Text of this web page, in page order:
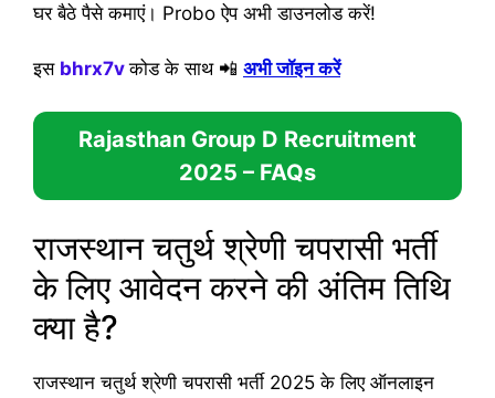
घर बैठे पैसे कमाएं। Probo ऐप अभी डाउनलोड करें!
इस bhrx7vकोड के साथ 📲 अभी जॉइन करें
Rajasthan Group D Recruitment
2025 – FAQs
राजस्थान चतुर्थ श्रेणी चपरासी भर्ती
के लिए आवेदन करने की अंतिम तिथि
क्या है?
राजस्थान चतुर्थ श्रेणी चपरासी भर्ती 2025 के लिए ऑनलाइन